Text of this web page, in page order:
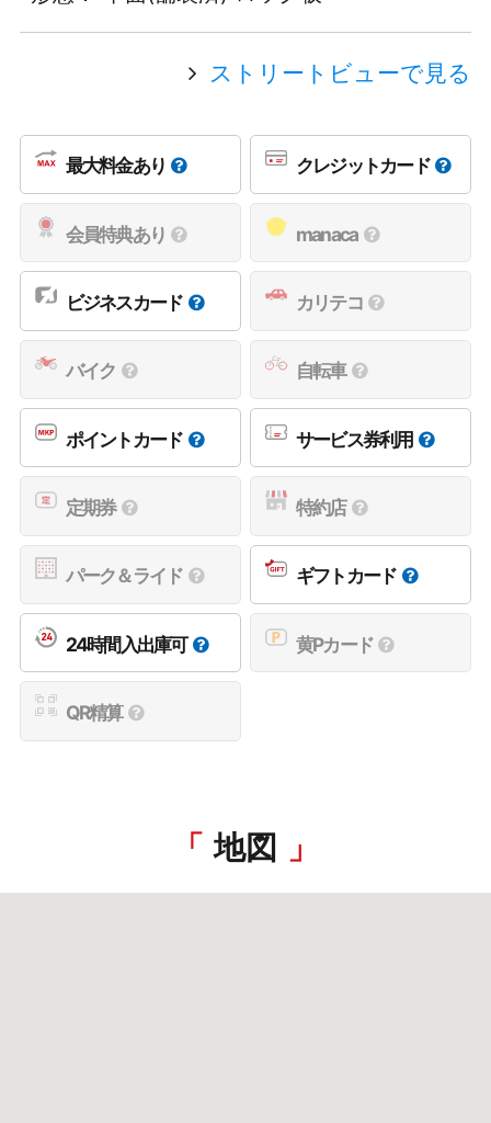
ストリートビューで見る
最大料金あり クレジットカード
会員特典あり manaca
ビジネスカード カリテコ
バイク 自転車
ポイントカード サービス券利用
定期券 特約店
パーク＆ライド ギフトカード
24時間入出庫可 黄Pカード
QR精算
地図